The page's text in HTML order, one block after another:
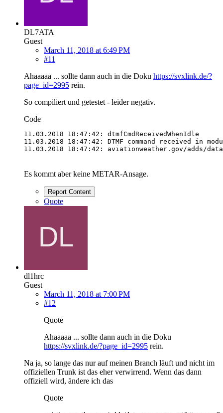
DL7ATA
Guest
March 11, 2018 at 6:49 PM
#11
Ahaaaaa ... sollte dann auch in die Doku https://svxlink.de/?
page_id=2995 rein.
So compiliert und getestet - leider negativ.
Code
11.03.2018 18:47:42: aviationweather.gov/adds/
Es kommt aber keine METAR-Ansage.
Report Content
Quote
dl1hrc
Guest
March 11, 2018 at 7:00 PM
#12
Quote
Ahaaaaa ... sollte dann auch in die Doku
https://svxlink.de/?page_id=2995 rein.
Na ja, so lange das nur auf meinen Branch läuft und nicht im
offiziellen Trunk ist das eher verwirrend. Wenn das dann
offiziell wird, ändere ich das
Quote